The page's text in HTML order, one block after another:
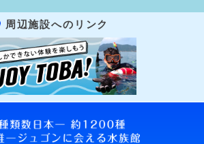
周辺施設へのリンク